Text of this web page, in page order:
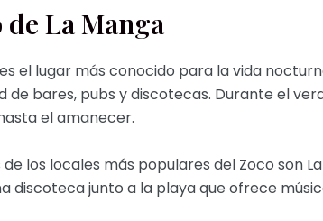
de La Manga
el lugar más conocido para la vida
de bares, pubs y discotecas. Durante el
el amanecer.
de los locales más populares del Zoco son
discoteca junto a la playa que ofrece